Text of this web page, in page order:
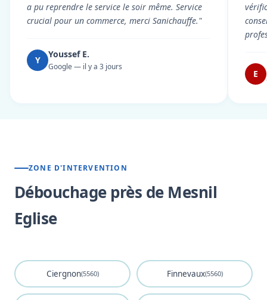
a pu reprendre le service le soir même. Service
crucial pour un commerce, merci Sanichauffe."
Y
Youssef E.
Google — il y a 3 jours
E
ZONE D'INTERVENTION
Débouchage près de Mesnil
Eglise
Ciergnon(5560) Finnevaux(5560)